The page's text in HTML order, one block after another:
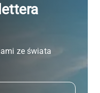
ze świata